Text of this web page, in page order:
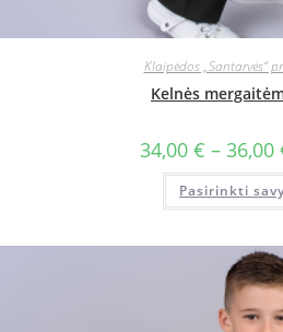
Klaipėdos „Santarvės“
Kelnės
34,00 € – 36,00
Pasirinkti